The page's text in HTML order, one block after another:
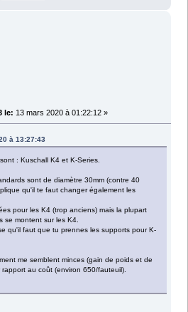
le: 13 mars 2020 à 01:22:12 »
à 13:27:43
: Kuschall K4 et K-Series.
sont de diamètre 30mm (contre 40
qu'il te faut changer également les
pour les K4 (trop anciens) mais la plupart
se montent sur les K4.
qu'il faut que tu prennes les supports pour K-
me semblent minces (gain de poids et de
au coût (environ 650/fauteuil).